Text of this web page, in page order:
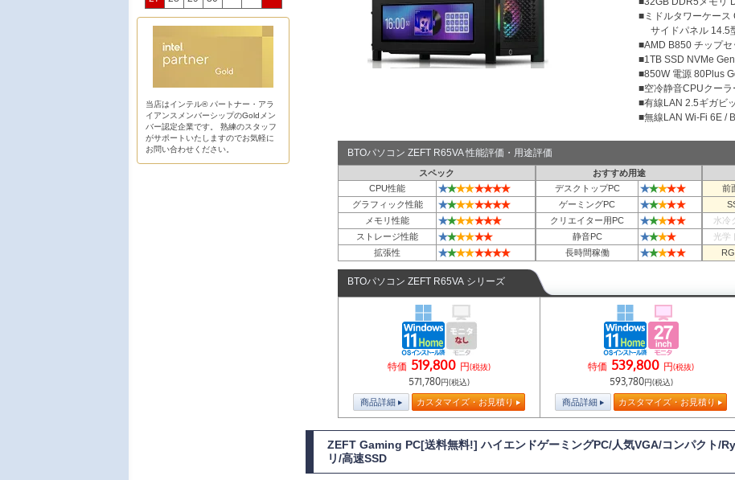
■ミドルタワーケース
サイドパネル 14.5
■AMD B850 チップセ
■1TB SSD NVMe
■850W 電源 80Plus
■空冷静音CPUクー
■有線LAN 2.5ギガビ
■無線LAN Wi-Fi 6E /
BTOパソコン ZEFT R65VA 性能評価・用途評価
スペック おすすめ用途
CPU性能
★★★★★★★★ デスクトップPC ★★★★★ 前
グラフィック性能
★★★★★★★★ ゲーミングPC ★★★★★
メモリ性能
★★★★★★★ クリエイター用PC ★★★★★ 水冷
ストレージ性能
★★★★★★ 静音PC ★★★★ 光学
拡張性
★★★★★★★★ 長時間稼働 ★★★★★
BTOパソコン ZEFT R65VA シリーズ
特価 519,800 円(税抜)
571,780円(税込)
商品詳細 カスタマイズ・お見積り
特価 539,800 円(税抜)
593,780円(税込)
商品詳細 カスタマイズ・お見積り
ZEFT Gaming PC[送料無料!] ハイエンドゲーミングPC/人気VGA/コンパクト/
リ/高速SSD
当店はインテル® パートナー・アラ
イアンスメンバーシップのGoldメン
バー認定企業です。 熟練のスタッフ
がサポートいたしますのでお気軽に
お問い合わせください。